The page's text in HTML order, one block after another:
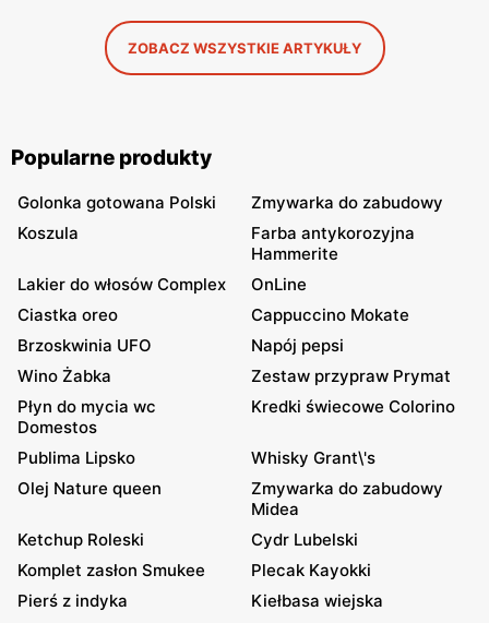
ZOBACZ WSZYSTKIE ARTYKUŁY
Popularne produkty
Golonka gotowana Polski
Zmywarka do zabudowy
Koszula
Farba antykorozyjna
Hammerite
Lakier do włosów Complex
OnLine
Ciastka oreo
Cappuccino Mokate
Brzoskwinia UFO
Napój pepsi
Wino Żabka
Zestaw przypraw Prymat
Płyn do mycia wc
Domestos
Kredki świecowe Colorino
Publima Lipsko
Whisky Grant\'s
Olej Nature queen
Zmywarka do zabudowy
Midea
Ketchup Roleski
Cydr Lubelski
Komplet zasłon Smukee
Plecak Kayokki
Pierś z indyka
Kiełbasa wiejska